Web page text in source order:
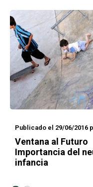
Publicado el 29/06/2016
Ventana al Futuro
Importancia del
infancia